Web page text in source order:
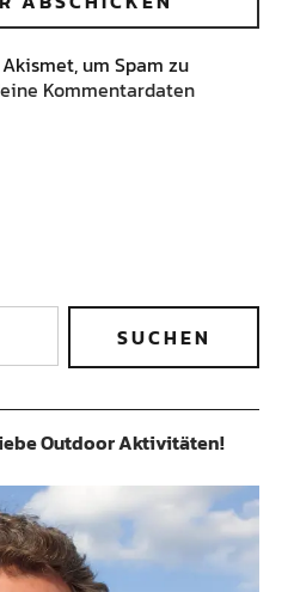
um Spam zu
Kommentardaten
Outdoor Aktivitäten!